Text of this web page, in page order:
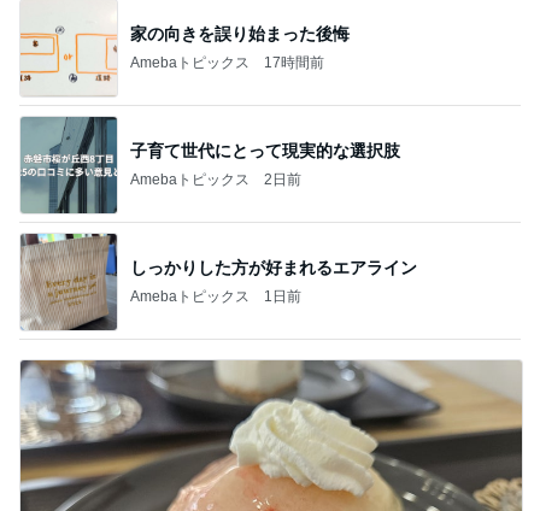
家の向きを誤り始まった後悔
Amebaトピックス 17時間前
子育て世代にとって現実的な選択肢
Amebaトピックス 2日前
しっかりした方が好まれるエアライン
Amebaトピックス 1日前